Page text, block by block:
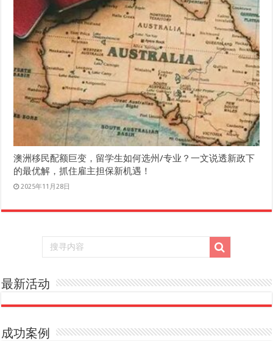
澳洲移民配额巨变，留学生如何选州/专业？一文说透新政下
的最优解，抓住雇主担保新机遇！
2025年11月28日
最新活动
成功案例